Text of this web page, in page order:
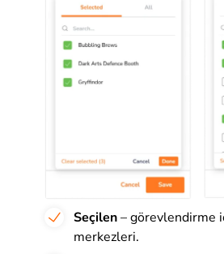
Seçilen– görevlendirme
merkezleri.